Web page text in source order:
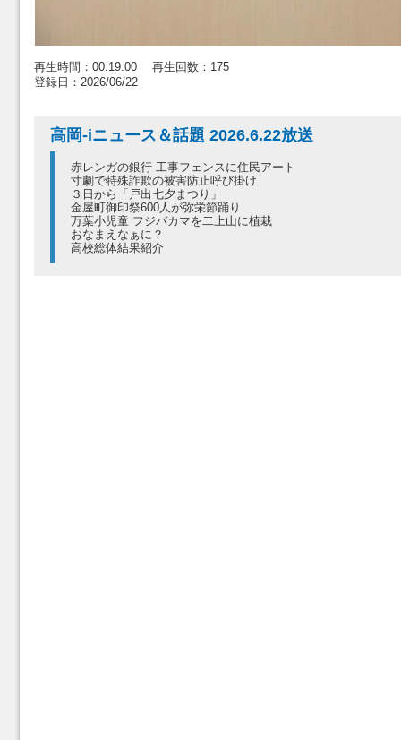
再生時間：00:19:00 再生回数：175
登録日：2026/06/22
高岡-iニュース＆話題 2026.6.22放送
赤レンガの銀行 工事フェンスに住民アート
寸劇で特殊詐欺の被害防止呼び掛け
３日から「戸出七夕まつり」
金屋町御印祭600人が弥栄節踊り
万葉小児童 フジバカマを二上山に植栽
おなまえなぁに？
高校総体結果紹介